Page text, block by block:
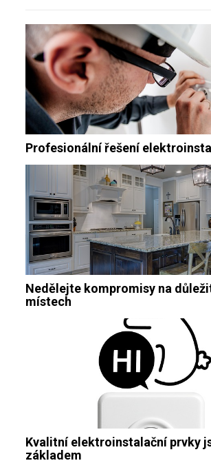
Profesionální řešení
Nedělejte kompromisy na
místech
Kvalitní elektroinstalační prvky
základem